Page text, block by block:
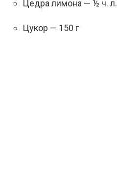
Цедра лимона — ½ ч. л.
Цукор — 150 г